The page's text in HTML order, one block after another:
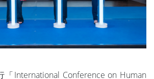
International Conference on Human